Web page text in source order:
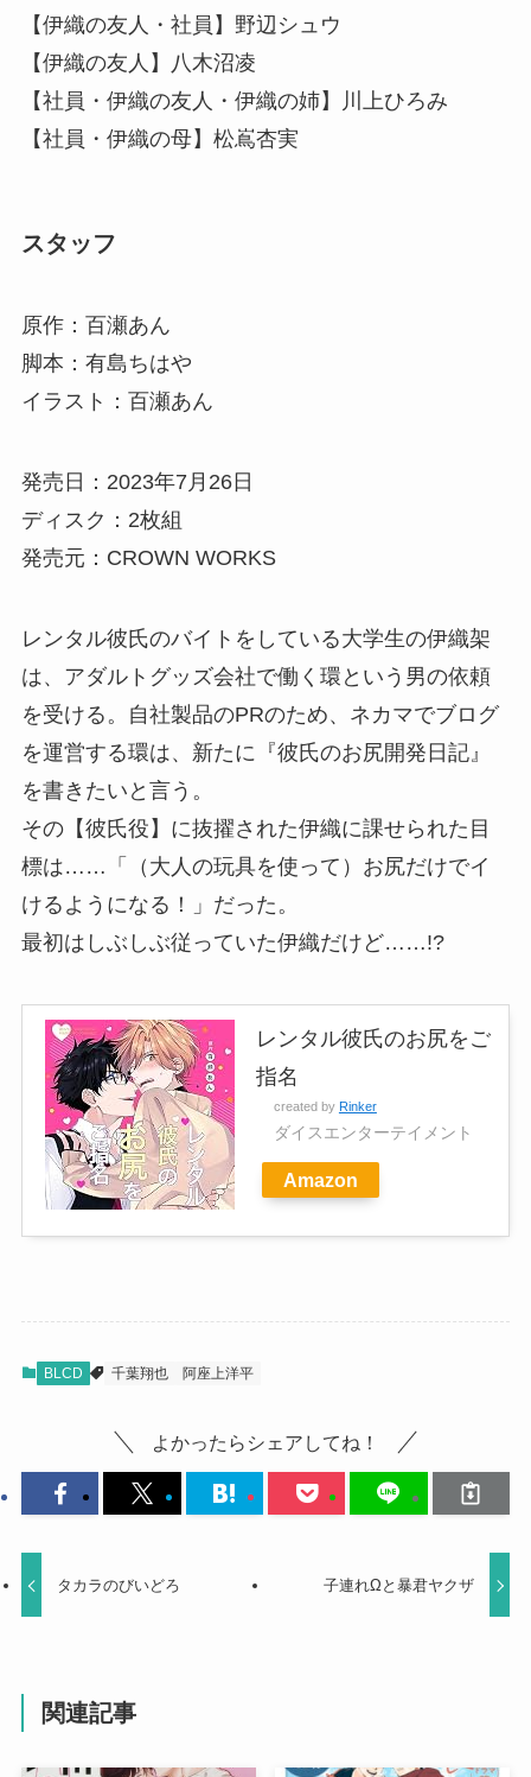
【伊織の友人・社員】野辺シュウ
【伊織の友人】八木沼凌
【社員・伊織の友人・伊織の姉】川上ひろみ
【社員・伊織の母】松嶌杏実
スタッフ
原作：百瀬あん
脚本：有島ちはや
イラスト：百瀬あん
発売日：2023年7月26日
ディスク：2枚組
発売元：CROWN WORKS
レンタル彼氏のバイトをしている大学生の伊織架
は、アダルトグッズ会社で働く環という男の依頼
を受ける。自社製品のPRのため、ネカマでブログ
を運営する環は、新たに『彼氏のお尻開発日記』
を書きたいと言う。
その【彼氏役】に抜擢された伊織に課せられた目
標は……「（大人の玩具を使って）お尻だけでイ
けるようになる！」だった。
最初はしぶしぶ従っていた伊織だけど……!?
レンタル彼氏のお尻をご
指名
created by Rinker
ダイスエンターテイメント
Amazon
BLCD 千葉翔也 阿座上洋平
よかったらシェアしてね！
タカラのびいどろ 子連れΩと暴君ヤクザ
関連記事